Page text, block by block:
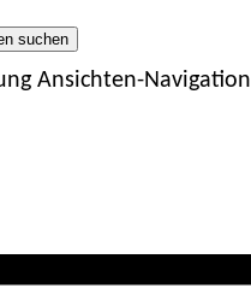
suchen
Ansichten-Navigation